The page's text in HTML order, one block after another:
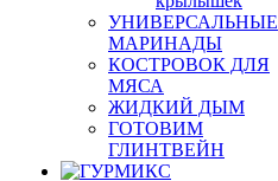
УНИВЕРСАЛЬНЫЕ
МАРИНАДЫ
КОСТРОВОК ДЛЯ
МЯСА
ЖИДКИЙ ДЫМ
ГОТОВИМ
ГЛИНТВЕЙН